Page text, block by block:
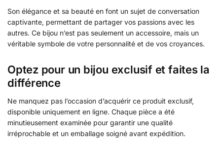
Son élégance et sa beauté en font un sujet de conversation
captivante, permettant de partager vos passions avec les
autres. Ce bijou n’est pas seulement un accessoire, mais un
véritable symbole de votre personnalité et de vos croyances.
Optez pour un bijou exclusif et faites la
différence
Ne manquez pas l’occasion d’acquérir ce produit exclusif,
disponible uniquement en ligne. Chaque pièce a été
minutieusement examinée pour garantir une qualité
irréprochable et un emballage soigné avant expédition.